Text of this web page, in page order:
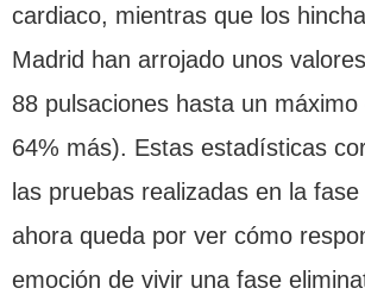
cardiaco, mientras que los
Madrid han arrojado unos
88 pulsaciones hasta un
64% más). Estas estadísticas
las pruebas realizadas en la
ahora queda por ver cómo
emoción de vivir una fase